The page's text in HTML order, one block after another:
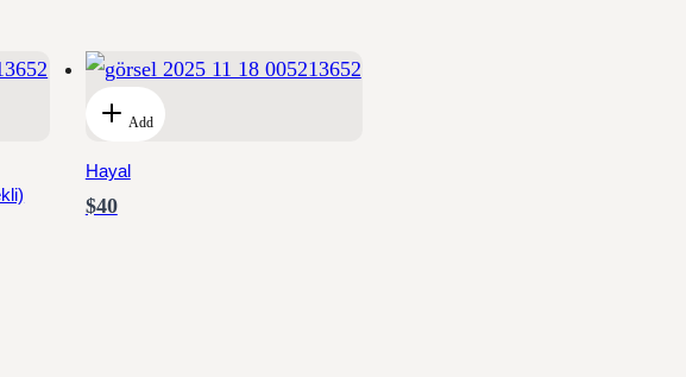
Add
Hayal
$40